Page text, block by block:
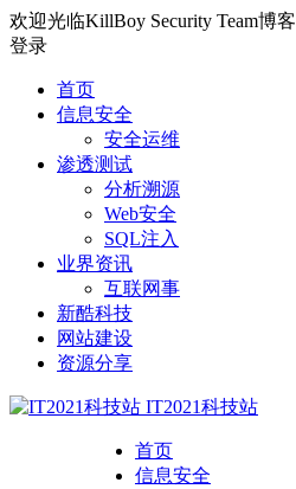
欢迎光临KillBoy Security Team博客
登录
首页
信息安全
安全运维
渗透测试
分析溯源
Web安全
SQL注入
业界资讯
互联网事
新酷科技
网站建设
资源分享
IT2021科技站
首页
信息安全